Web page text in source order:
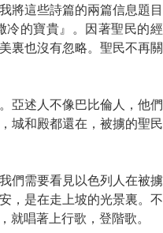
將這些詩篇的兩篇信息題目
冷的寶貴』。因著聖民的經
裏也沒有忽略。聖民不再關
亞述人不像巴比倫人，他們
城和殿都還在，被擄的聖民
們需要看見以色列人在被擄
，是在走上坡的光景裏。不
就唱著上行歌，登階歌。